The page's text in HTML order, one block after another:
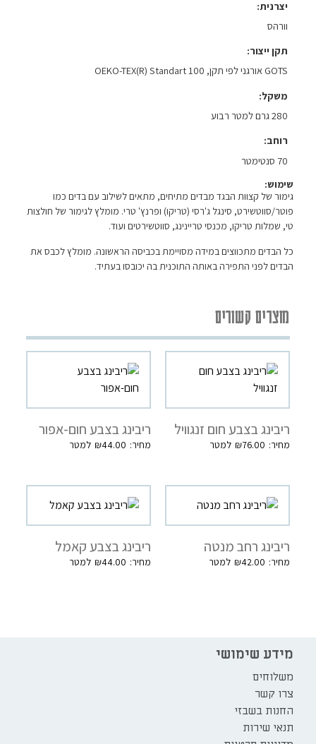
יצרנית
וורהס
תקן ייצור
GOTS אורגני לפי תקן, OEKO-TEX(R) Standart 100
משקל
280 גרם למטר רבוע
רוחב
70 סנטימטר
שימוש:
גימור של קצוות הבגד מבדים מתיחים, מתאים לשילוב עם בדים כמו
פוטר/סווטשירט, סינגל ג'רסי (טריקו) ופרנץ' טרי. מומלץ לגימור של חולצות
טי, שמלות טריקו, מכנסי טריינינג, סווטשירטים ועוד.
כל הבדים מתכווצים במידה מסויימת בכביסה הראשונה. מומלץ לכבס את
הבדים לפני התפירה באותה התוכנית בה יכובסו בעתיד.
מוצרים קשורים
ריבינג בצבע חום זנגוויל
₪76.00
ריבינג בצבע חום-אפור
₪44.00
ריבינג רחב מנטה
₪42.00
ריבינג בצבע קאמל
₪44.00
מידע שימושי
משלוחים
צרו קשר
החנות בשבזי
תנאי שירות